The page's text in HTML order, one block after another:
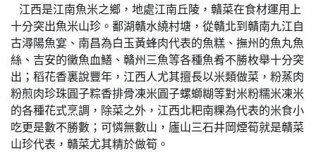
江西是江南魚米之鄉，地處江南丘陵，贛菜在食材運用上
十分突出魚米山珍。鄱湖贛水繞村塘，從贛北到贛南九江自
古潯陽魚宴、南昌為白玉黃蜂肉代表的魚糕、撫州的魚丸魚
絲、吉安的黴魚血鱔、贛州三魚等各種魚肴不勝枚舉十分突
出；稻花香裏說豐年，江西人尤其擅長以米類做菜，粉蒸肉
粉煎肉珍珠圓子粽香排骨凍米圓子螺螄糊等對米粉糯米凍米
的各種花式烹調，除菜之外，江西北粑南粿為代表的米食小
吃更是數不勝數；可憐無數山，廬山三石井岡煙筍就是贛菜
山珍代表，贛菜尤其精於做筍。